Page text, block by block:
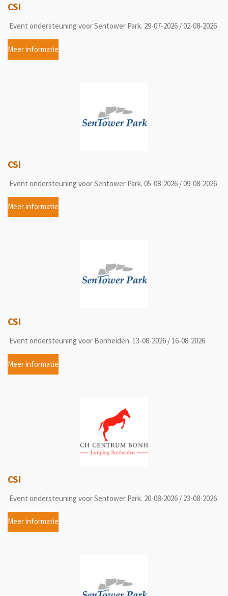
CSI
Event ondersteuning voor Sentower Park. 29-07-2026 / 02-08-2026
Meer informatie
CSI
Event ondersteuning voor Sentower Park. 05-08-2026 / 09-08-2026
Meer informatie
CSI
Event ondersteuning voor Bonheiden. 13-08-2026 / 16-08-2026
Meer informatie
CSI
Event ondersteuning voor Sentower Park. 20-08-2026 / 23-08-2026
Meer informatie